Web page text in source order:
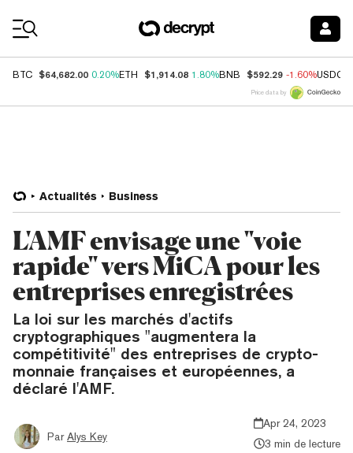
BTC $64,682.00 0.20%ETH $1,914.08 1.80%BNB $592.29 -1.60%USDC
Price data by
Actualités Business
L'AMF envisage une "voie
rapide" vers MiCA pour les
entreprises enregistrées
La loi sur les marchés d'actifs
cryptographiques "augmentera la
compétitivité" des entreprises de crypto-
monnaie françaises et européennes, a
déclaré l'AMF.
Par Alys Key
Apr 24, 2023
3 min de lecture